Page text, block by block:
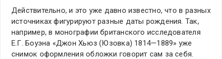
Действительно, и это уже давно известно, что в разных
источниках фигурируют разные даты рождения. Так,
например, в монографии британского исследователя
Е.Г. Боуэна «Джон Хьюз (Юзовка) 1814—1889» уже
снимок оформления обложки говорит сам за себя.